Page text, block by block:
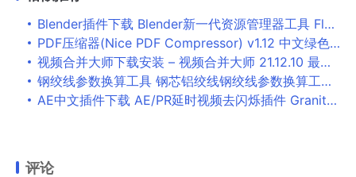
Blender插件下载 Blender新一代资源管理器工具 Flow v3.0 免费版+预设库
PDF压缩器(Nice PDF Compressor) v1.12 中文绿色汉化版
视频合并大师下载安装 – 视频合并大师 21.12.10 最新版
钢绞线参数换算工具 钢芯铝绞线钢绞线参数换算工具 v1.0 免费绿色版
AE中文插件下载 AE/PR延时视频去闪烁插件 GraniteBay GBDeflicker v4.5.0 汉化版(含补丁)
评论